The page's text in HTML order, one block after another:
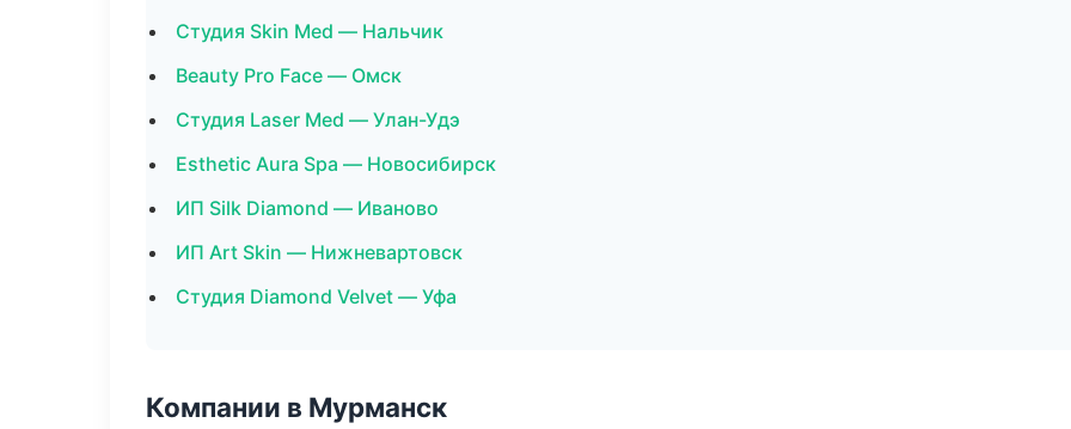
Студия Skin Med — Нальчик
Beauty Pro Face — Омск
Студия Laser Med — Улан-Удэ
Esthetic Aura Spa — Новосибирск
ИП Silk Diamond — Иваново
ИП Art Skin — Нижневартовск
Студия Diamond Velvet — Уфа
Компании в Мурманск